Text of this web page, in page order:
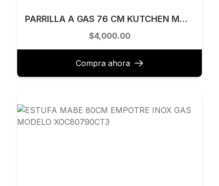
PARRILLA A GAS 76 CM KUTCHEN MODELO KPG22776B
$4,000.00
Compra ahora